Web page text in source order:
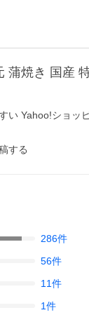
い Yahoo!ショッ
する
286件
56件
11件
1件